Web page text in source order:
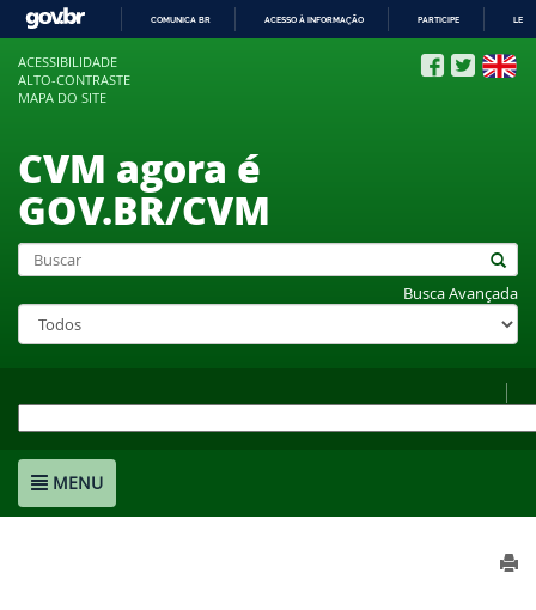
COMUNICA BR ACESSO À INFORMAÇÃO PARTICIPE
ACESSIBILIDADE
ALTO-CONTRASTE
MAPA DO SITE
CVM agora é
GOV.BR/CVM
Busca Avançada
MENU